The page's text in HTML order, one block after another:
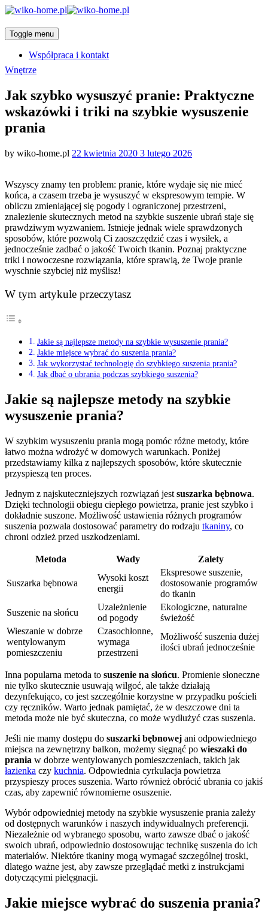
Toggle menu
Współpraca i kontakt
Categories
Wnętrze
Jak szybko wysuszyć pranie: Praktyczne
wskazówki i triki na szybkie wysuszenie
prania
by wiko-home.pl Posted
22 kwietnia 2020 3 lutego 2026
Wszyscy znamy ten problem: pranie, które wydaje się nie mieć
końca, a czasem trzeba je wysuszyć w ekspresowym tempie. W
obliczu zmieniającej się pogody i ograniczonej przestrzeni,
znalezienie skutecznych metod na szybkie suszenie ubrań staje się
prawdziwym wyzwaniem. Istnieje jednak wiele sprawdzonych
sposobów, które pozwolą Ci zaoszczędzić czas i wysiłek, a
jednocześnie zadbać o jakość Twoich tkanin. Poznaj praktyczne
triki i nowoczesne rozwiązania, które sprawią, że Twoje pranie
wyschnie szybciej niż myślisz!
W tym artykule przeczytasz
Jakie są najlepsze metody na szybkie wysuszenie prania?
Jakie miejsce wybrać do suszenia prania?
Jak wykorzystać technologię do szybkiego suszenia prania?
Jak dbać o ubrania podczas szybkiego suszenia?
Jakie są najlepsze metody na szybkie
wysuszenie prania?
W szybkim wysuszeniu prania mogą pomóc różne metody, które
łatwo można wdrożyć w domowych warunkach. Poniżej
przedstawiamy kilka z najlepszych sposobów, które skutecznie
przyspieszą ten proces.
Jednym z najskuteczniejszych rozwiązań jest suszarka bębnowa.
Dzięki technologii obiegu ciepłego powietrza, pranie jest szybko i
dokładnie suszone. Możliwość ustawienia różnych programów
suszenia pozwala dostosować parametry do rodzaju tkaniny, co
chroni odzież przed uszkodzeniami.
Metoda Wady Zalety
Suszarka bębnowa
Wysoki koszt
energii
Ekspresowe suszenie,
dostosowanie programów
do tkanin
Suszenie na słońcu
Uzależnienie
od pogody
Ekologiczne, naturalne
świeżość
Wieszanie w dobrze
wentylowanym
pomieszczeniu
Czasochłonne,
wymaga
przestrzeni
Możliwość suszenia dużej
ilości ubrań jednocześnie
Inna popularna metoda to suszenie na słońcu. Promienie słoneczne
nie tylko skutecznie usuwają wilgoć, ale także działają
dezynfekująco, co jest szczególnie korzystne w przypadku pościeli
czy ręczników. Warto jednak pamiętać, że w deszczowe dni ta
metoda może nie być skuteczna, co może wydłużyć czas suszenia.
Jeśli nie mamy dostępu do suszarki bębnowej ani odpowiedniego
miejsca na zewnętrzny balkon, możemy sięgnąć po wieszaki do
prania w dobrze wentylowanych pomieszczeniach, takich jak
łazienka czy kuchnia. Odpowiednia cyrkulacja powietrza
przyspieszy proces suszenia. Warto również obrócić ubrania co jakiś
czas, aby zapewnić równomierne osuszenie.
Wybór odpowiedniej metody na szybkie wysuszenie prania zależy
od dostępnych warunków i naszych indywidualnych preferencji.
Niezależnie od wybranego sposobu, warto zawsze dbać o jakość
swoich ubrań, odpowiednio dostosowując technikę suszenia do ich
materiałów. Niektóre tkaniny mogą wymagać szczególnej troski,
dlatego ważne jest, aby zawsze przeglądać metki z instrukcjami
dotyczącymi pielęgnacji.
Jakie miejsce wybrać do suszenia prania?